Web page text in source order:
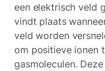
een elektrisch veld
vindt plaats
veld worden
om positieve ionen
gasmoleculen.